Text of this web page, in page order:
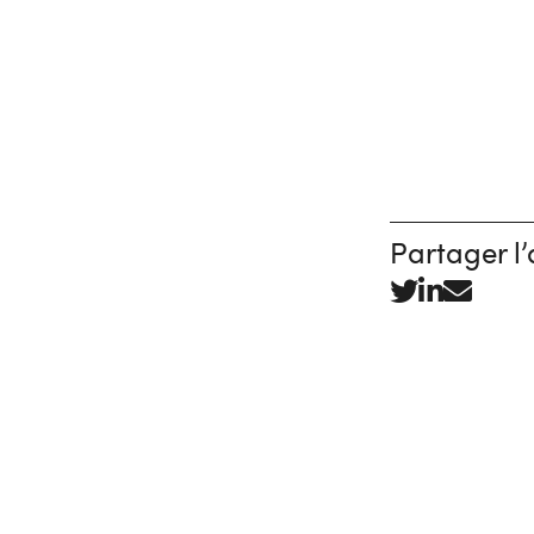
Partager